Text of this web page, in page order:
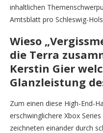
inhaltlichen
Amtsblatt pro Schleswig-
Wieso
die Terra
Kerstin Gier
Glanzleistung
Zum einen diese High-End-
erschwinglichere Xbox
zeichneten einander durch